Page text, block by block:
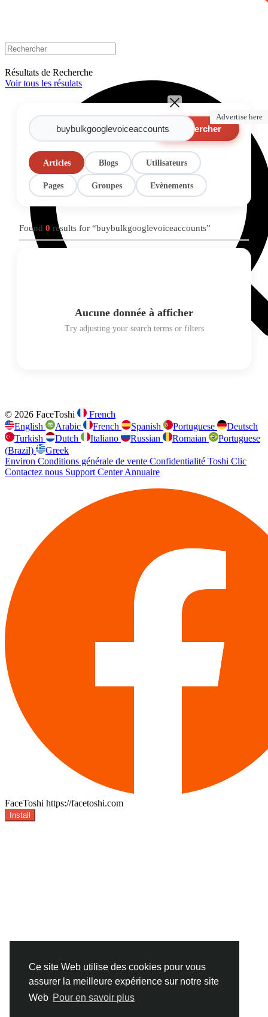
Ce site Web utilise des cookies pour vous
assurer la meilleure expérience sur notre site
Web Pour en savoir plus
Résultats de Recherche
Voir tous les résulats
Rechercher
Articles Blogs Utilisateurs
Pages Groupes Evènements
Found 0 results for “buybulkgooglevoiceaccounts”
Aucune donnée à afficher
Try adjusting your search terms or filters
© 2026 FaceToshi
French
English
Arabic French Spanish Portuguese
Deutsch
Turkish
Dutch Italiano Russian Romaian
Portuguese
(Brazil)
Greek
Environ Conditions générale de vente Confidentialité Toshi Clic
Contactez nous Support CenterAnnuaire
Advertise here
FaceToshi https://facetoshi.com
Install